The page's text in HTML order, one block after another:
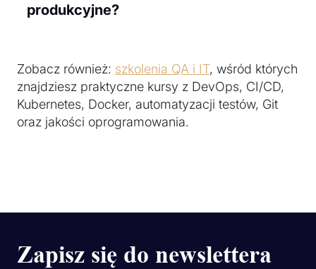
produkcyjne?
Zobacz również: szkolenia QA i IT, wśród których
znajdziesz praktyczne kursy z DevOps, CI/CD,
Kubernetes, Docker, automatyzacji testów, Git
oraz jakości oprogramowania.
Zapisz się do newslettera